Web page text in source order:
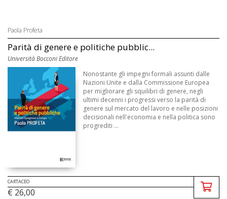
Paola Profeta
Parità di genere e politiche pubblic...
Università Bocconi Editore
Nonostante gli impegni formali assunti dalle
Nazioni Unite e dalla Commissione Europea
per migliorare gli squilibri di genere, negli
ultimi decenni i progressi verso la parità di
genere sul mercato del lavoro e nelle posizioni
decisionali nell'economia e nella politica sono
progrediti ...
CARTACEO
€ 26,00